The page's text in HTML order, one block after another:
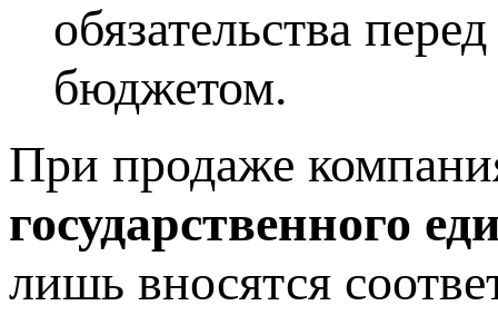
обязательства
бюджетом.
При продаже
государственного
лишь вносятся